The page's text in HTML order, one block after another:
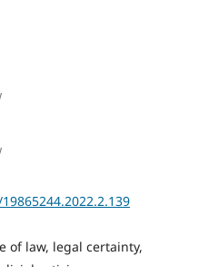
of law, legal certainty,